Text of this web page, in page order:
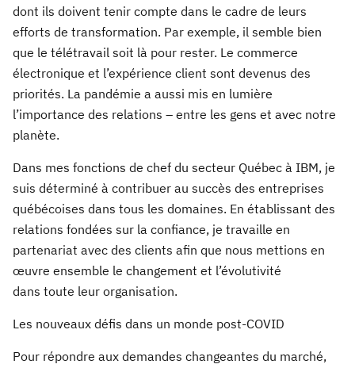
dont ils doivent tenir compte dans le cadre de leurs
efforts de transformation. Par exemple, il semble bien
que le télétravail soit là pour rester. Le commerce
électronique et l’expérience client sont devenus des
priorités. La pandémie a aussi mis en lumière
l’importance des relations – entre les gens et avec notre
planète.
Dans mes fonctions de chef du secteur Québec à IBM, je
suis déterminé à contribuer au succès des entreprises
québécoises dans tous les domaines. En établissant des
relations fondées sur la confiance, je travaille en
partenariat avec des clients afin que nous mettions en
œuvre ensemble le changement et l’évolutivité
dans toute leur organisation.
Les nouveaux défis dans un monde post-COVID
Pour répondre aux demandes changeantes du marché,